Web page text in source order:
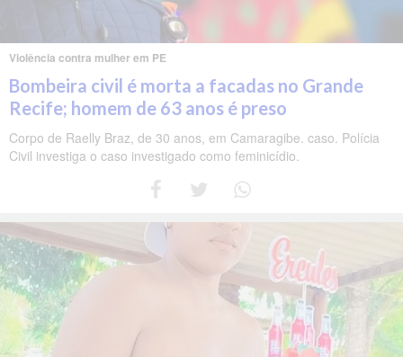
Violência contra mulher em PE
Bombeira civil é morta a facadas no Grande
Recife; homem de 63 anos é preso
Corpo de Raelly Braz, de 30 anos, em Camaragibe. caso. Polícia
Civil investiga o caso investigado como feminicídio.